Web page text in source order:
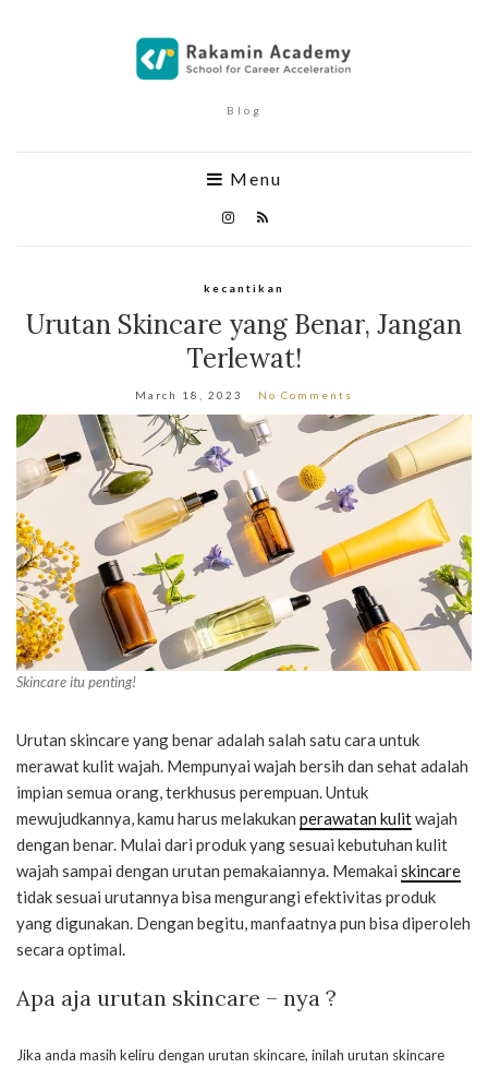
Blog
Menu
kecantikan
Urutan Skincare yang Benar, Jangan
Terlewat!
March 18, 2023 No Comments
Skincare itu penting!
Urutan skincare yang benar adalah salah satu cara untuk
merawat kulit wajah. Mempunyai wajah bersih dan sehat adalah
impian semua orang, terkhusus perempuan. Untuk
mewujudkannya, kamu harus melakukan perawatan kulitwajah
dengan benar. Mulai dari produk yang sesuai kebutuhan kulit
wajah sampai dengan urutan pemakaiannya. Memakai skincare
tidak sesuai urutannya bisa mengurangi efektivitas produk
yang digunakan. Dengan begitu, manfaatnya pun bisa diperoleh
secara optimal.
Apa aja urutan skincare – nya ?
Jika anda masih keliru dengan urutan skincare, inilah urutan skincare